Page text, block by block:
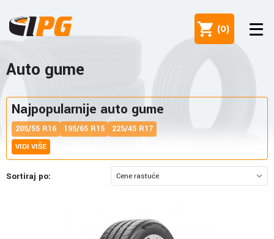
(0)
Auto gume
Najpopularnije auto gume
205/55 R16 195/65 R15 225/45 R17
VIDI VIŠE
Sortiraj po: